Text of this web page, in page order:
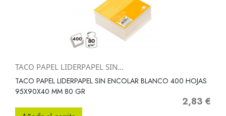
TACO PAPEL LIDERPAPEL SIN...
TACO PAPEL LIDERPAPEL SIN ENCOLAR BLANCO 400 HOJAS
95X90X40 MM 80 GR
Precio
2,83 €